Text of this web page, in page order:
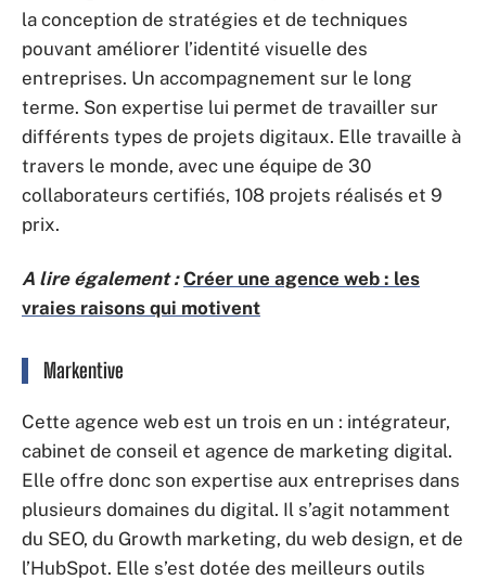
la conception de stratégies et de techniques
pouvant améliorer l’identité visuelle des
entreprises. Un accompagnement sur le long
terme. Son expertise lui permet de travailler sur
différents types de projets digitaux. Elle travaille à
travers le monde, avec une équipe de 30
collaborateurs certifiés, 108 projets réalisés et 9
prix.
A lire également : Créer une agence web : les
vraies raisons qui motivent
Markentive
Cette agence web est un trois en un : intégrateur,
cabinet de conseil et agence de marketing digital.
Elle offre donc son expertise aux entreprises dans
plusieurs domaines du digital. Il s’agit notamment
du SEO, du Growth marketing, du web design, et de
l’HubSpot. Elle s’est dotée des meilleurs outils